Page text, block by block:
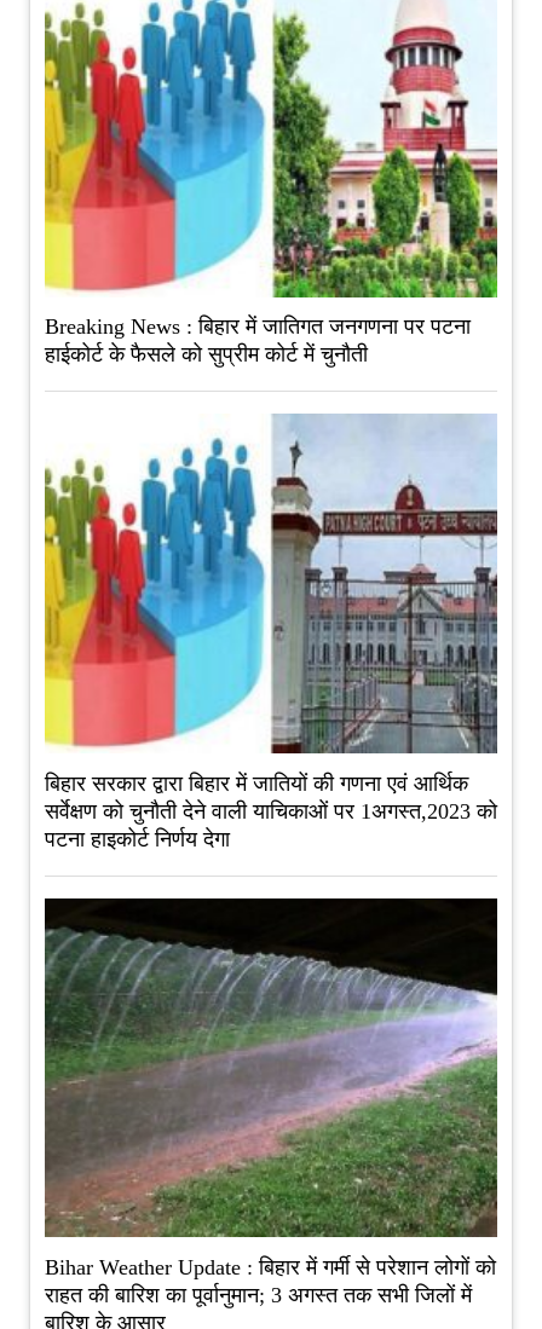
Breaking News : बिहार में जातिगत जनगणना पर पटना
हाईकोर्ट के फैसले को सुप्रीम कोर्ट में चुनौती
बिहार सरकार द्वारा बिहार में जातियों की गणना एवं आर्थिक
सर्वेक्षण को चुनौती देने वाली याचिकाओं पर 1अगस्त,2023 को
पटना हाइकोर्ट निर्णय देगा
Bihar Weather Update : बिहार में गर्मी से परेशान लोगों को
राहत की बारिश का पूर्वानुमान; 3 अगस्त तक सभी जिलों में
बारिश के आसार